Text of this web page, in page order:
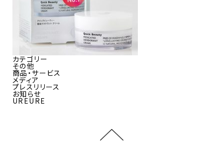
カテゴリー
その他
商品・サービス
メディア
プレスリリース
お知らせ
UREURE